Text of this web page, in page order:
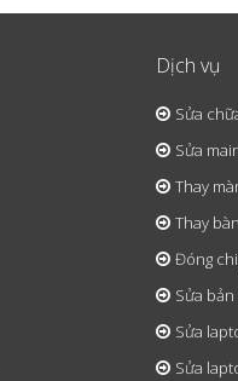
Dịch vụ
Sửa
Sửa
Thay
Thay
Đóng
Sửa
Sửa
Sửa